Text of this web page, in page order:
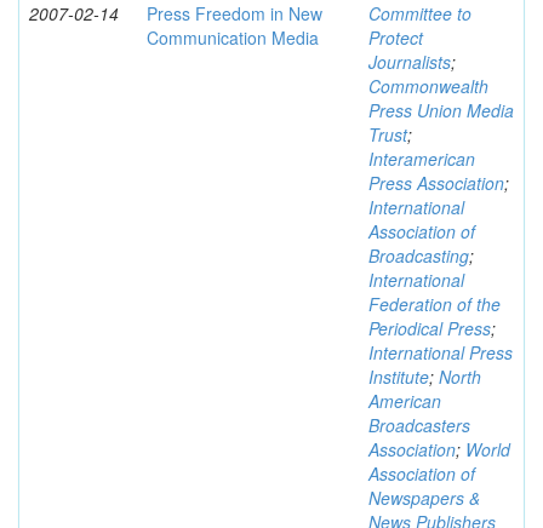
2007-02-14
Press Freedom in New
Communication Media
Committee to
Protect
Journalists;
Commonwealth
Press Union Media
Trust;
Interamerican
Press Association;
International
Association of
Broadcasting;
International
Federation of the
Periodical Press;
International Press
Institute; North
American
Broadcasters
Association; World
Association of
Newspapers &
News Publishers